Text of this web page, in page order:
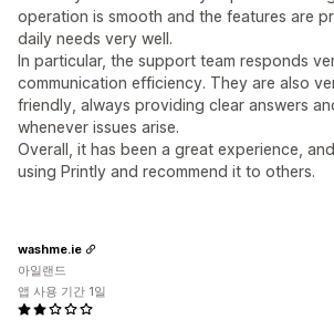
operation is smooth and the features are
daily needs very well.
In particular, the support team responds
communication efficiency. They are also
friendly, always providing clear answers
whenever issues arise.
Overall, it has been a great experience,
using Printly and recommend it to others.
washme.ie
아일랜드
앱 사용 기간 1일